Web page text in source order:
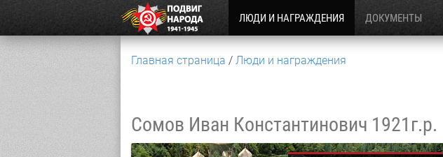
ЛЮДИ И НАГРАЖДЕНИЯ ДОКУМЕНТЫ
Главная страница Люди и награждения
Сомов Иван Константинович 1921г.р.